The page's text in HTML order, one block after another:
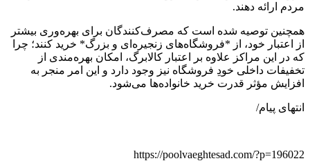
مردم ارائه دهند.
همچنین توصیه شده است که مصرف‌کنندگان برای بهره‌وری بیشتر
از اعتبار خود، از *فروشگاه‌های زنجیره‌ای و بزرگ* خرید کنند؛ چرا
که در این مراکز علاوه بر اعتبار کالابرگ، امکان بهره‌مندی از
تخفیفات داخلی خودِ فروشگاه نیز وجود دارد و این امر منجر به
افزایش مؤثر قدرت خرید خانواده‌ها می‌شود.
انتهای پیام/
https://poolvaeghtesad.com/?p=196022